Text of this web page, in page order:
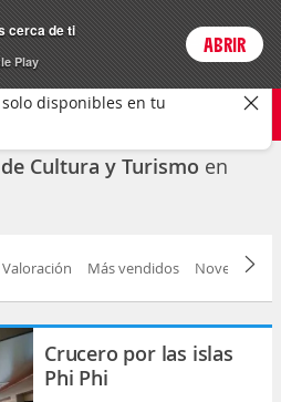
Login
fecha
CAMBIAR
Cultura y Turismo en
Valoración Más vendidos Novedad
Crucero por las islas
Phi Phi
cerca de ti
Play
ABRIR
disponibles en tu